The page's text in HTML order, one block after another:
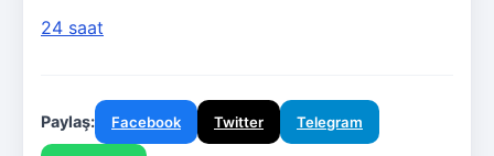
24 saat
Paylaş: Facebook Twitter Telegram